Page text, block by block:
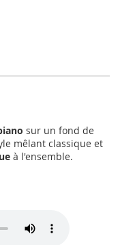
sur un fond de
mêlant classique et
à l'ensemble.